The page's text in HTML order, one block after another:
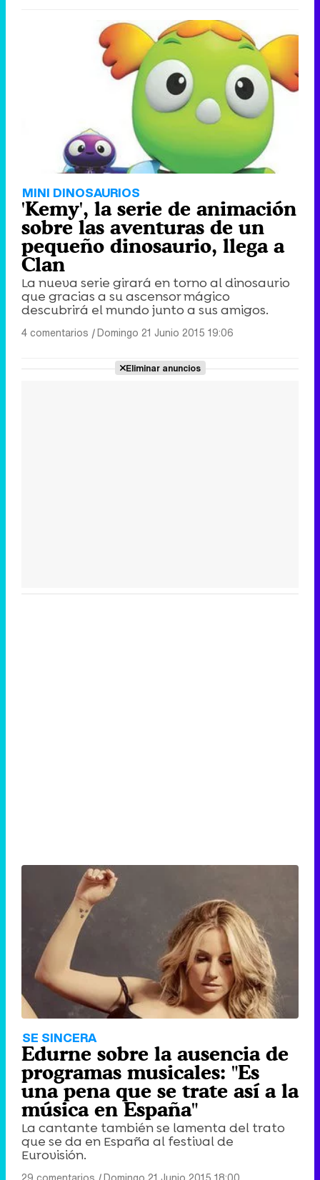
MINI DINOSAURIOS
'Kemy', la serie de animación
sobre las aventuras de un
pequeño dinosaurio, llega a
Clan
La nueva serie girará en torno al dinosaurio
que gracias a su ascensor mágico
descubrirá el mundo junto a sus amigos.
4 comentarios |Domingo 21 Junio 2015 19:06
Eliminar anuncios
SE SINCERA
Edurne sobre la ausencia de
programas musicales: "Es
una pena que se trate así a la
música en España"
La cantante también se lamenta del trato
que se da en España al festival de
Eurovisión.